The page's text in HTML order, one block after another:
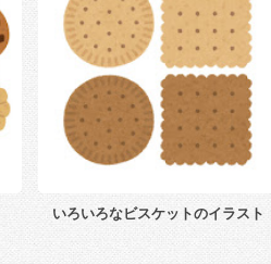
いろいろなビスケットのイラスト